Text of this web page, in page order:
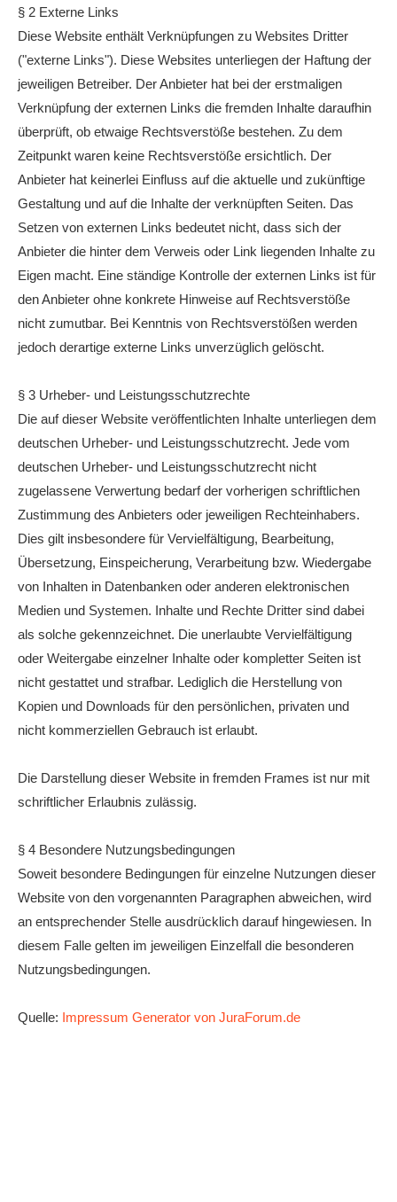
§ 2 Externe Links
Diese Website enthält Verknüpfungen zu Websites Dritter
("externe Links"). Diese Websites unterliegen der Haftung der
jeweiligen Betreiber. Der Anbieter hat bei der erstmaligen
Verknüpfung der externen Links die fremden Inhalte daraufhin
überprüft, ob etwaige Rechtsverstöße bestehen. Zu dem
Zeitpunkt waren keine Rechtsverstöße ersichtlich. Der
Anbieter hat keinerlei Einfluss auf die aktuelle und zukünftige
Gestaltung und auf die Inhalte der verknüpften Seiten. Das
Setzen von externen Links bedeutet nicht, dass sich der
Anbieter die hinter dem Verweis oder Link liegenden Inhalte zu
Eigen macht. Eine ständige Kontrolle der externen Links ist für
den Anbieter ohne konkrete Hinweise auf Rechtsverstöße
nicht zumutbar. Bei Kenntnis von Rechtsverstößen werden
jedoch derartige externe Links unverzüglich gelöscht.
§ 3 Urheber- und Leistungsschutzrechte
Die auf dieser Website veröffentlichten Inhalte unterliegen dem
deutschen Urheber- und Leistungsschutzrecht. Jede vom
deutschen Urheber- und Leistungsschutzrecht nicht
zugelassene Verwertung bedarf der vorherigen schriftlichen
Zustimmung des Anbieters oder jeweiligen Rechteinhabers.
Dies gilt insbesondere für Vervielfältigung, Bearbeitung,
Übersetzung, Einspeicherung, Verarbeitung bzw. Wiedergabe
von Inhalten in Datenbanken oder anderen elektronischen
Medien und Systemen. Inhalte und Rechte Dritter sind dabei
als solche gekennzeichnet. Die unerlaubte Vervielfältigung
oder Weitergabe einzelner Inhalte oder kompletter Seiten ist
nicht gestattet und strafbar. Lediglich die Herstellung von
Kopien und Downloads für den persönlichen, privaten und
nicht kommerziellen Gebrauch ist erlaubt.
Die Darstellung dieser Website in fremden Frames ist nur mit
schriftlicher Erlaubnis zulässig.
§ 4 Besondere Nutzungsbedingungen
Soweit besondere Bedingungen für einzelne Nutzungen dieser
Website von den vorgenannten Paragraphen abweichen, wird
an entsprechender Stelle ausdrücklich darauf hingewiesen. In
diesem Falle gelten im jeweiligen Einzelfall die besonderen
Nutzungsbedingungen.
Quelle: Impressum Generator von JuraForum.de